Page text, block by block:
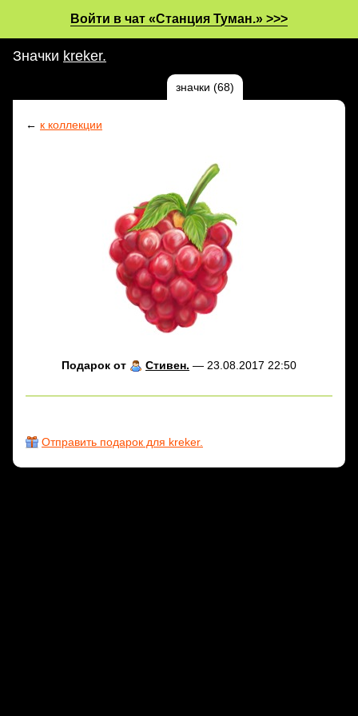
Войти в чат «Станция Туман.» >>>
Значки kreker.
значки (68)
← к коллекции
Подарок от Стивен. — 23.08.2017 22:50
Отправить подарок для kreker.